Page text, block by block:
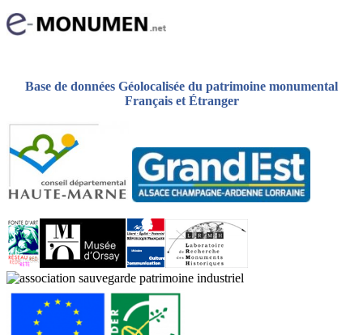
Base de données Géolocalisée du patrimoine monumental
Français et Étranger